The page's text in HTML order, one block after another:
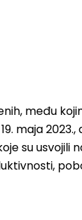
među
maja
su usvojili